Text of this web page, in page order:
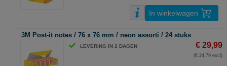
In winkelwagen
3M Post-it notes / 76 x 76 mm / neon assorti / 24 stuks
LEVERING IN 2 DAGEN € 29,99
(€ 24,79 excl)